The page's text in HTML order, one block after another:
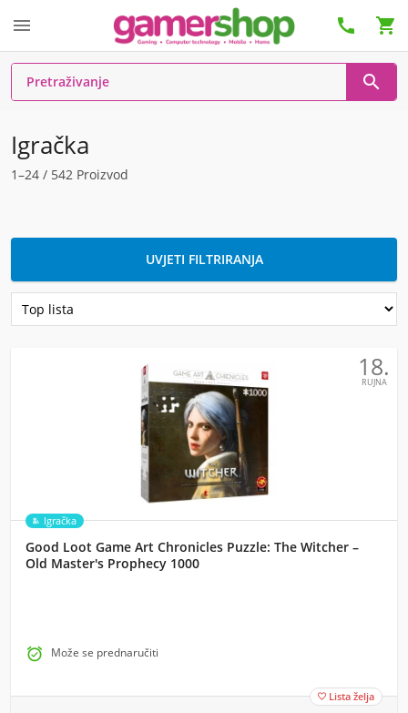
  

Igračka
1–24 / 542 Proizvod
UVJETI FILTRIRANJA
18.
RUJNA
Igračka
Good Loot Game Art Chronicles Puzzle: The Witcher –
Old Master's Prophecy 1000
 Može se prednaručiti
 Lista želja